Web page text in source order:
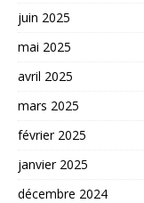
juin 2025
mai 2025
avril 2025
mars 2025
février 2025
janvier 2025
décembre 2024